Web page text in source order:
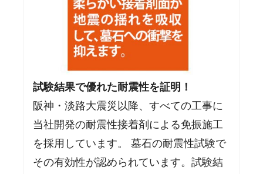
試験結果で優れた耐震性を証明！
阪神・淡路大震災以降、すべての工事に
当社開発の耐震性接着剤による免振施工
を採用しています。 墓石の耐震性試験で
その有効性が認められています。試験結